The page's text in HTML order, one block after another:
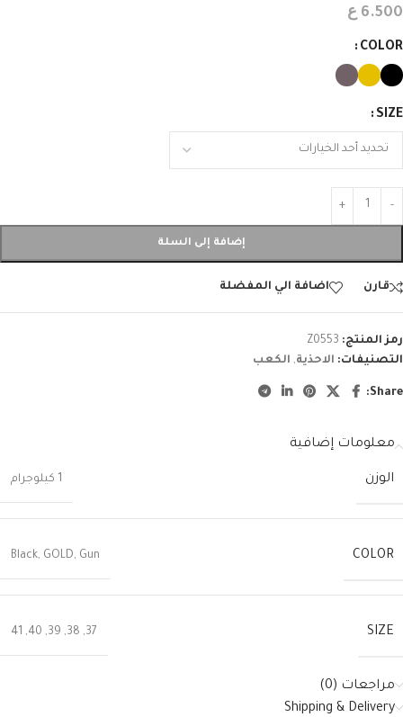
6.500 ع
COLOR
SIZE
إضافة إلى السلة
قارن اضافة الي المفضلة
رمز المنتج: Z0553
التصنيفات: الاحذية, الكعب
Share:
معلومات إضافية
الوزن 1 كيلوجرام
COLOR
Black, GOLD, Gun
SIZE
37
,
38
,
39
,
40
,
41
مراجعات (0)
Shipping & Delivery